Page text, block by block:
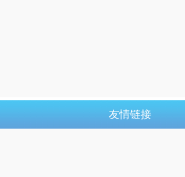
友情链接